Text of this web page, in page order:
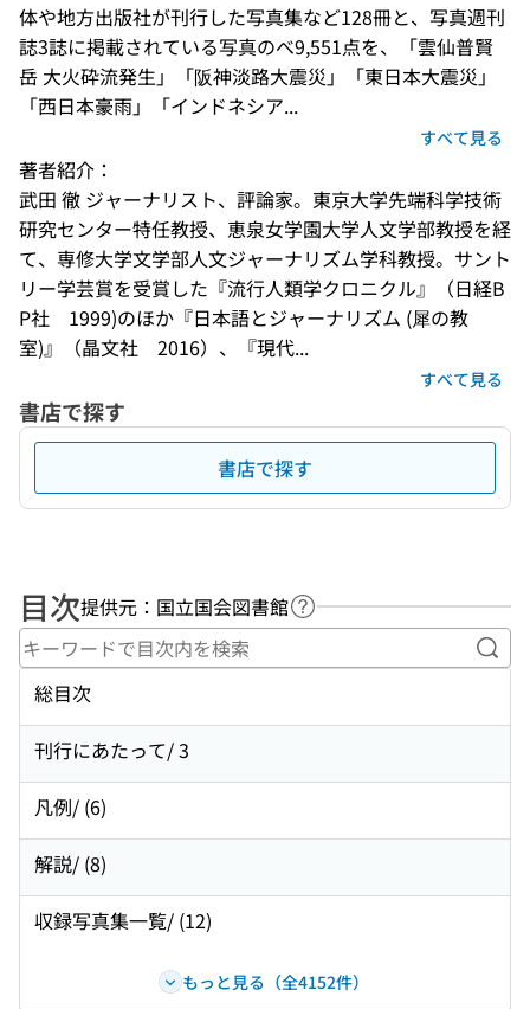
体や地方出版社が刊行した写真集など128冊と、写真週刊
誌3誌に掲載されている写真のべ9,551点を、「雲仙普賢
岳 大火砕流発生」「阪神淡路大震災」「東日本大震災」
「西日本豪雨」「インドネシア...
すべて見る
著者紹介：
武田 徹 ジャーナリスト、評論家。東京大学先端科学技術
研究センター特任教授、恵泉女学園大学人文学部教授を経
て、専修大学文学部人文ジャーナリズム学科教授。サント
リー学芸賞を受賞した『流行人類学クロニクル』（日経B
P社　1999)のほか『日本語とジャーナリズム (犀の教
室)』（晶文社　2016）、『現代...
すべて見る
書店で探す
書店で探す
目次提供元：国立国会図書館 ヘルプページへのリンク
キ
総目次
刊行にあたって/ 3
凡例/ (6)
解説/ (8)
収録写真集一覧/ (12)
もっと見る（全4152件）